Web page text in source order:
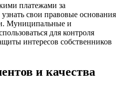
платежами за
свои правовые основания
Муниципальные и
для контроля
интересов собственников
и качества